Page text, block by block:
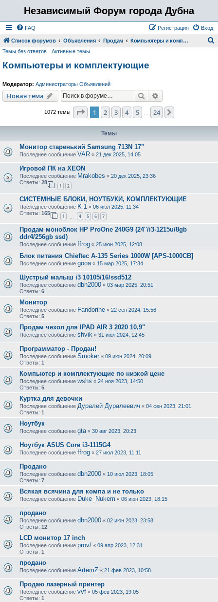
Независимый Форум города Дубна
FAQ Вход
Регистрация
Список форумов Объявления Продам Компьютеры и комплектующие
Темы без ответов Активные темы
Компьютеры и комплектующие
Модератор: Администраторы Объявлений
Новая тема Поиск
1072 темы Страница из 24
1 2 3 4 5 24
Темы
Монитор старенький Samsung 713N 17"
Последнее сообщение VAR « 21 дек 2025, 14:05
Игровой ПК на XEON
Последнее сообщение Mrakobes « 20 дек 2025, 23:36
Ответы: 28
1 2
СИСТЕМНЫЕ БЛОКИ, НОУТБУКИ, КОМПЛЕКТУЮЩИЕ
Последнее сообщение K-1 « 06 июл 2025, 11:34
Ответы: 165
1 4 5 6 7
Продам моноблок HP ProOne 240G9 (24''/i3-1215u/8gb
ddr4/256gb ssd)
Последнее сообщение ffrog « 25 июн 2025, 12:08
Блок питания Chieftec A-135 Series 1000W [APS-1000CB]
Последнее сообщение gooa « 15 мар 2025, 17:34
Шустрый малыш i3 10105/16/ssd512
Последнее сообщение dbn2000 « 03 мар 2025, 20:51
Ответы: 6
Монитор
Последнее сообщение Fandorine « 22 сен 2024, 15:56
Ответы: 5
Продам чехол для IPAD AIR 3 2020 10,9"
Последнее сообщение shvik « 31 июл 2024, 12:45
Программатор - Продан!
Последнее сообщение Smoker « 09 июн 2024, 20:09
Ответы: 1
Компьютер и комплектующие по низкой цене
Последнее сообщение wshs « 24 ноя 2023, 14:50
Ответы: 5
Куртка для девочки
Последнее сообщение Дуралей Дуралеевич « 04 сен 2023, 21:01
Ответы: 1
Ноутбук
Последнее сообщение gta « 30 авг 2023, 20:23
Ноутбук ASUS Core i3-1115G4
Последнее сообщение ffrog « 27 июл 2023, 11:11
Продано
Последнее сообщение dbn2000 « 10 июл 2023, 18:05
Ответы: 7
Всякая всячина для компа и не только
Последнее сообщение Duke_Nukem « 06 июн 2023, 18:15
продано
Последнее сообщение dbn2000 « 02 июн 2023, 23:58
Ответы: 12
LCD монитор 17 inch
Последнее сообщение prov/ « 09 апр 2023, 12:31
Ответы: 1
продано
Последнее сообщение ArtemZ « 21 фев 2023, 10:58
Продаю лазерный принтер
Последнее сообщение vvf « 05 фев 2023, 19:05
Ответы: 1